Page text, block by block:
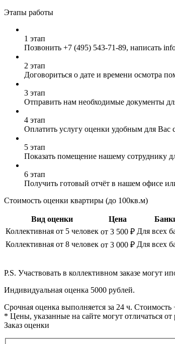
Этапы работы
1 этап
Позвонить +7 (495) 543-71-89, написать
2 этап
Договориться о дате и времени осмотра
3 этап
Отправить нам необходимые документы
4 этап
Оплатить услугу оценки удобным для Вас
5 этап
Показать помещение нашему сотруднику
6 этап
Получить готовый отчёт в нашем офисе
Стоимость оценки квартиры (до 100кв.м)
Вид оценки Цена
Коллективная от 5 человек от 3 500 ₽ Для всех
Коллективная от 8 человек от 3 000 ₽ Для всех
P.S. Участвовать в коллективном заказе
Индивидуальная оценка 5000 рублей.
Срочная оценка выполняется за 24 ч. Стоимость
* Цены, указанные на сайте могут отличаться
Заказ оценки